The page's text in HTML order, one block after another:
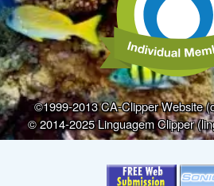
©1999-2013 CA-Clipper Website
© 2014-2025 Linguagem Clipper